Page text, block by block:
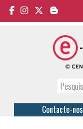
Contacte-nos